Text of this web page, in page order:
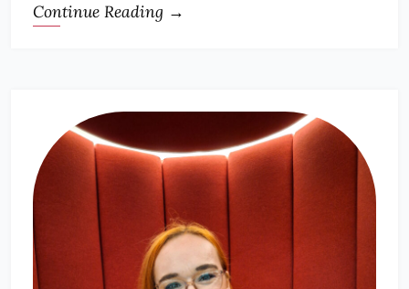
Continue Reading →